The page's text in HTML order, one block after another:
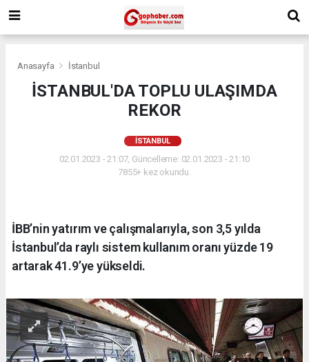
Anasayfa İstanbul
İSTANBUL'DA TOPLU ULAŞIMDA
REKOR
İSTANBUL
02.01.2023 - 21:07, Güncelleme: 02.01.2023 - 21:10
7855+ kez okundu.
İBB’nin yatırım ve çalışmalarıyla, son 3,5 yılda
İstanbul’da raylı sistem kullanım oranı yüzde 19
artarak 41.9’ye yükseldi.